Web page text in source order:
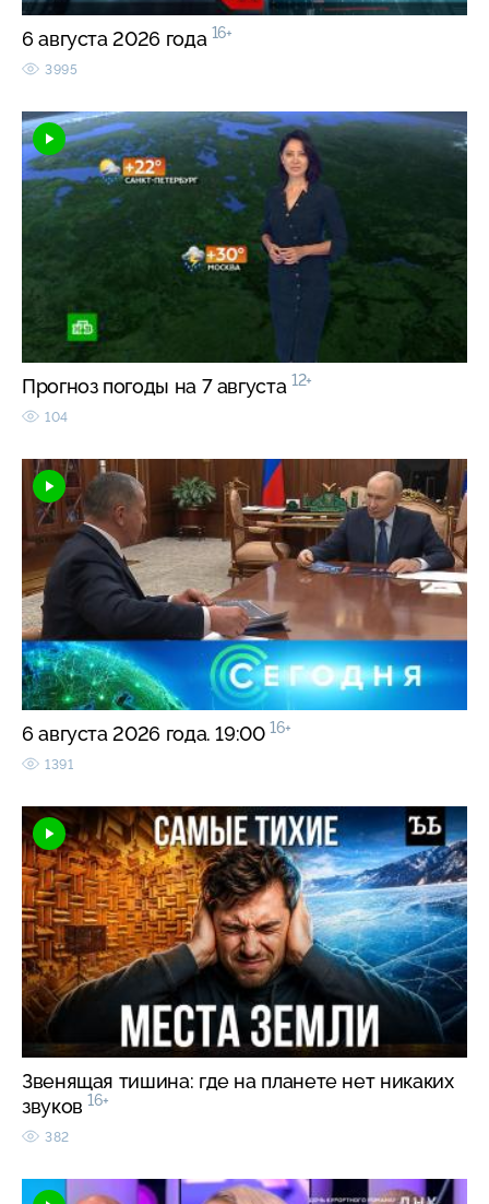
6 августа 2026 года 16+
3995
Прогноз погоды на 7 августа 12+
104
6 августа 2026 года. 19:00 16+
1391
Звенящая тишина: где на планете нет никаких
звуков 16+
382